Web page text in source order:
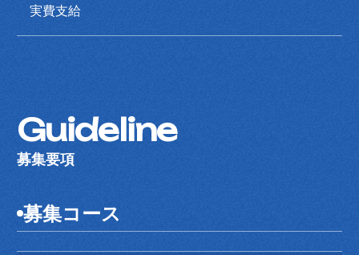
実費支給
Guideline
募集要項
募集コース